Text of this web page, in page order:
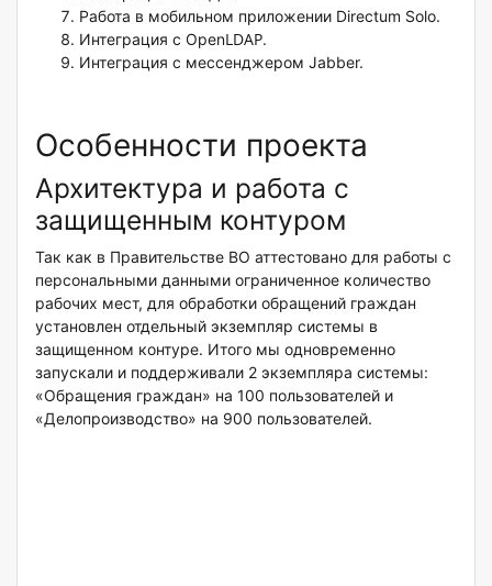
Работа в мобильном приложении Directum Solo.
Интеграция с OpenLDAP.
Интеграция с мессенджером Jabber.
Особенности проекта
Архитектура и работа с
защищенным контуром
Так как в Правительстве ВО аттестовано для работы с
персональными данными ограниченное количество
рабочих мест, для обработки обращений граждан
установлен отдельный экземпляр системы в
защищенном контуре. Итого мы одновременно
запускали и поддерживали 2 экземпляра системы:
«Обращения граждан» на 100 пользователей и
«Делопроизводство» на 900 пользователей.